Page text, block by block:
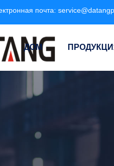
почта:
ДОМ